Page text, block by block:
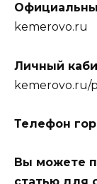
kemerovo.ru
Личный
kemerovo.ru/
Телефон
Вы можете